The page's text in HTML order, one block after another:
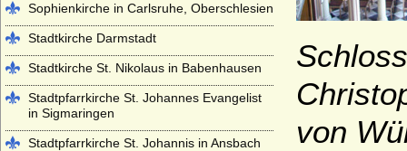
von
Sophienkirche in Carlsruhe, Oberschlesien
Stadtkirche Darmstadt
Stadtkirche St. Nikolaus in Babenhausen
Stadtpfarrkirche St. Johannes Evangelist
in Sigmaringen
Stadtpfarrkirche St. Johannis in Ansbach